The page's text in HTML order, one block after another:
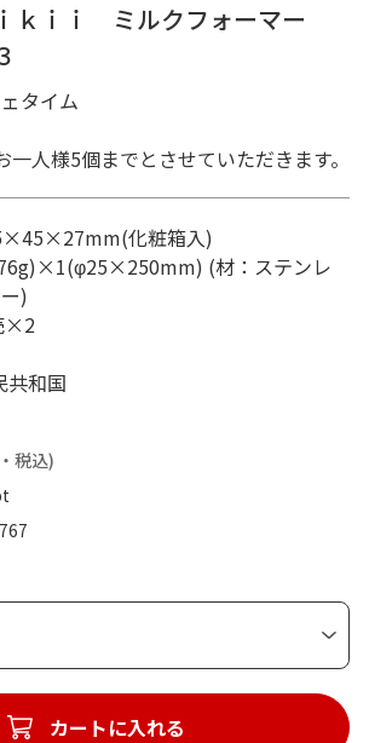
ｉｋｉｉ ミルクフォーマー
タイム
人様5個までとさせていただきます。
化粧箱入)
(材：ステンレ
ー)
×2
共和国
税込)
カートに入れる